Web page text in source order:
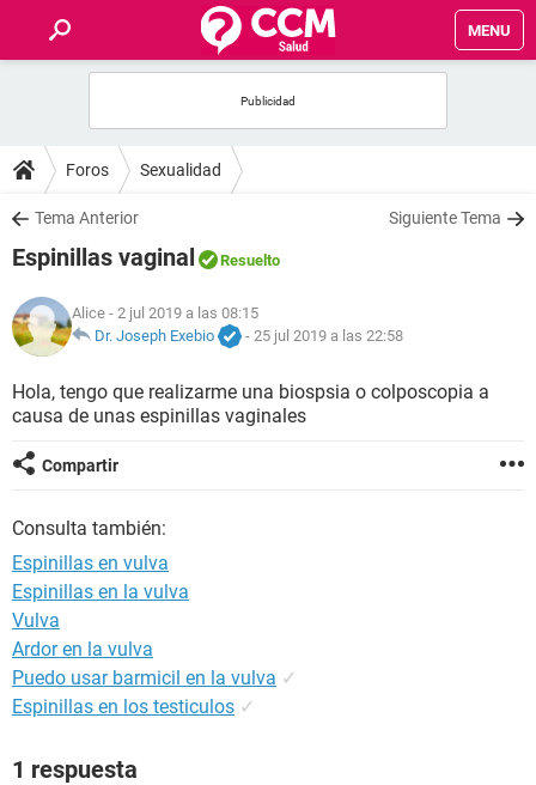
MENU
FOROS
SALUD
FAMILIA
NUTRICIÓN
BIENESTAR
SEXUALIDAD
GLOSARIO
Foros Sexualidad
Tema Anterior Siguiente Tema
Espinillas vaginal Resuelto
Alice - 2 jul 2019 a las 08:15
Dr. Joseph Exebio
- 25 jul 2019 a las 22:58
Hola, tengo que realizarme una biospsia o colposcopia a
causa de unas espinillas vaginales
Compartir
Consulta también:
Espinillas en vulva
Espinillas en la vulva
Vulva
Ardor en la vulva
Puedo usar barmicil en la vulva ✓
Espinillas en los testiculos ✓
1 respuesta